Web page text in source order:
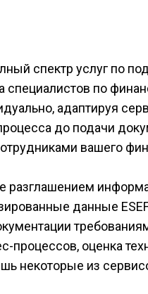
спектр услуг по
специалистов по
адаптируя
до подачи
вашего
разглашением
данные
процессов, оценка
некоторые из